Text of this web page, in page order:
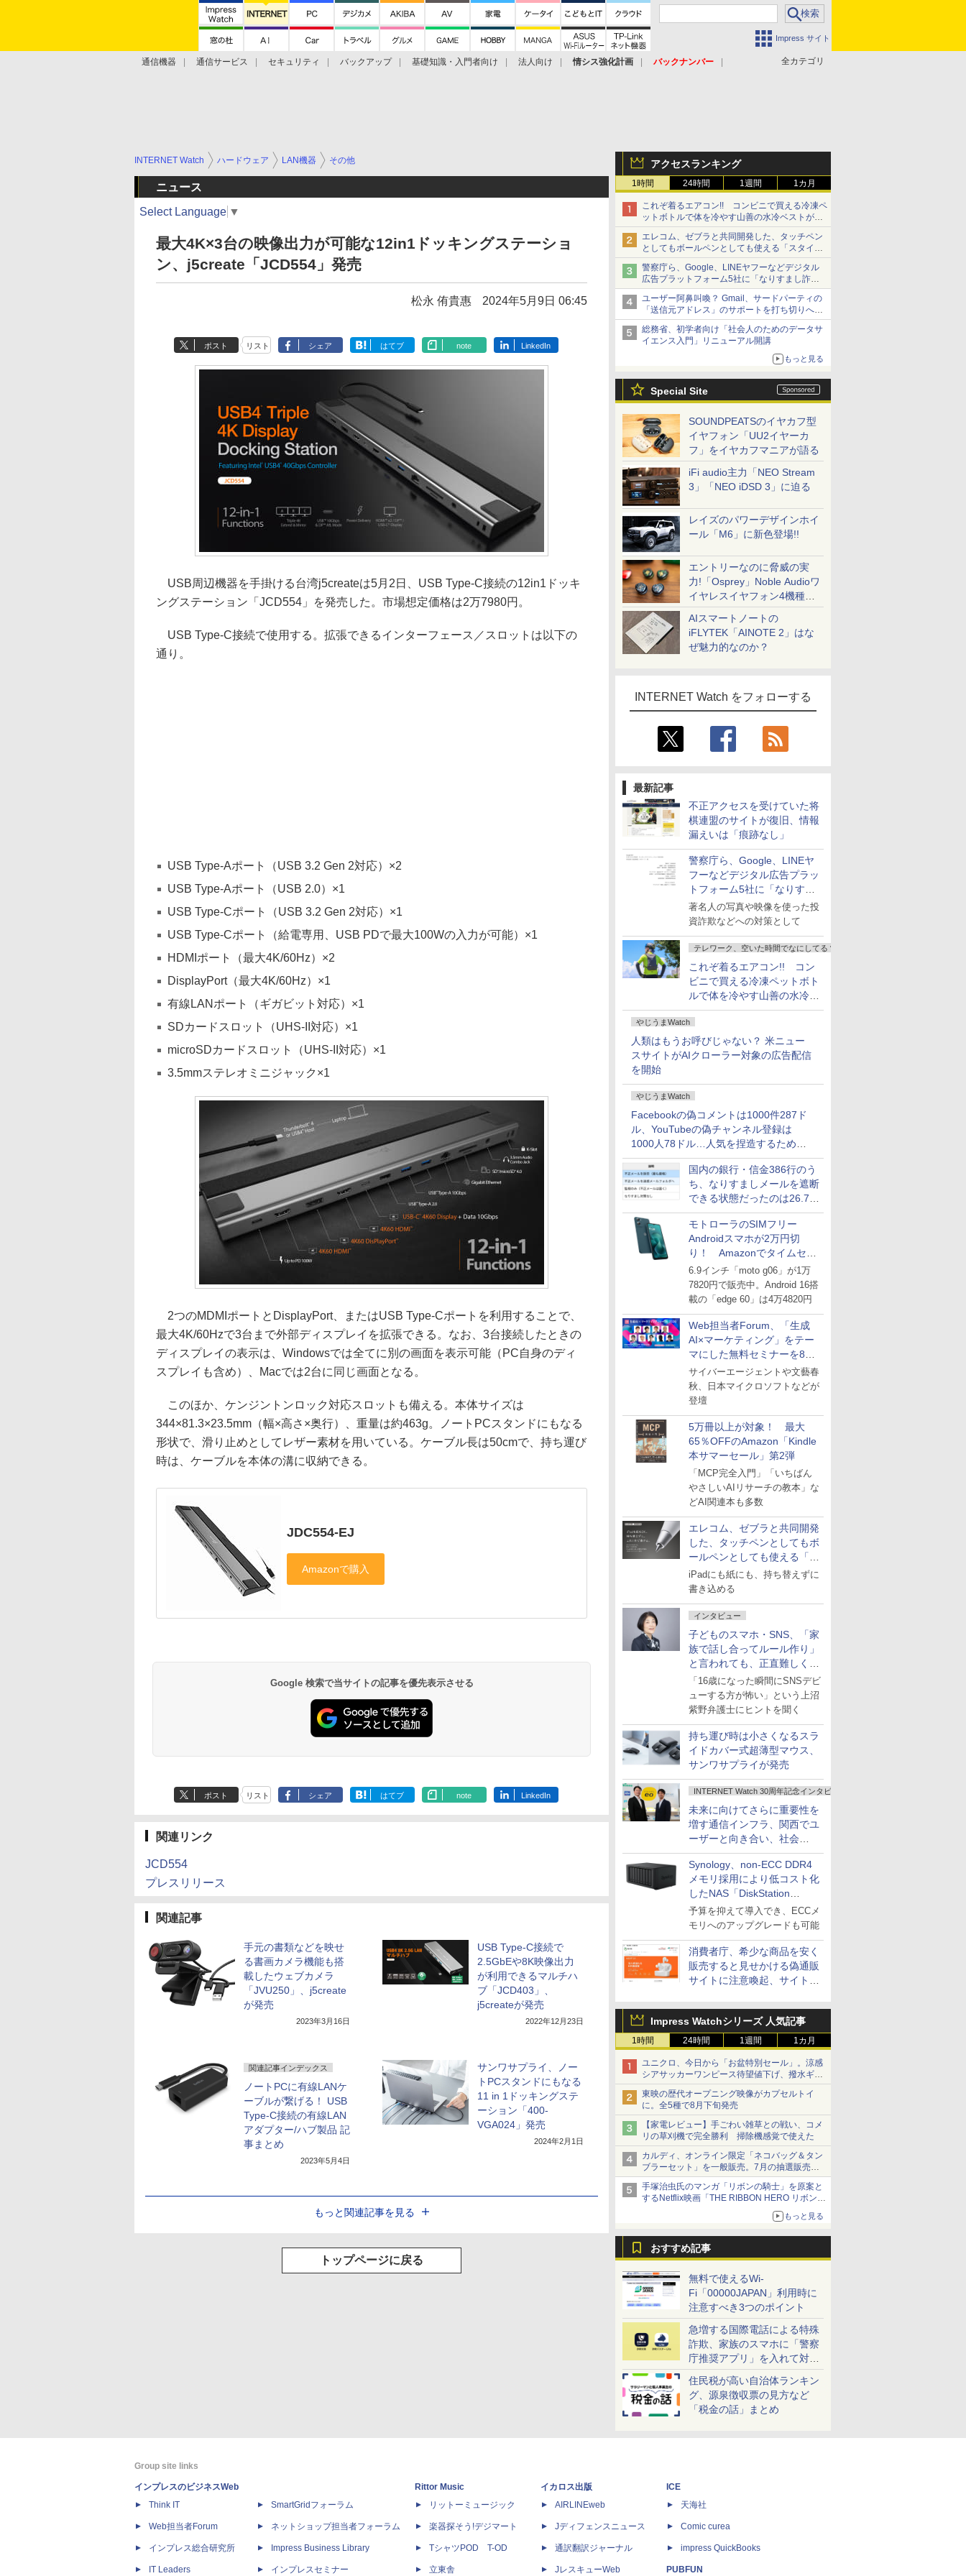
Impress サイト
全カテゴリ
通信機器 通信サービス セキュリティ バックアップ 基礎知識・入門者向け 法人向け 情シス強化計画
バックナンバー
アクセスランキング
1時間 24時間 1週間 1カ月
これぞ着るエアコン!! コンビニで買える冷凍ペ
ットボトルで体を冷やす山善の水冷ベストがロ
ードバイクにちょうどいい【ぼっち・ざ・ろー
ど！その14】【空いた時間でなにしてる？】
エレコム、ゼブラと共同開発した、タッチペン
としてもボールペンとしても使える「スタイラ
スツーウェイ」発売 iPadにも紙にも、持ち替
えずに書き込める
警察庁ら、Google、LINEヤフーなどデジタル
広告プラットフォーム5社に「なりすまし詐欺
広告」対策強化を要請 著名人の写真や映像を
使った投資詐欺などへの対策として
ユーザー阿鼻叫喚？ Gmail、サードパーティの
「送信元アドレス」のサポートを打ち切りへ
【やじうまWatch】
総務省、初学者向け「社会人のためのデータサ
イエンス入門」リニューアル開講
もっと見る
Special Site
SOUNDPEATSのイヤカフ型
イヤフォン「UU2イヤーカ
フ」をイヤカフマニアが語る
iFi audio主力「NEO Stream
3」「NEO iDSD 3」に迫る
レイズのパワーデザインホイ
ール「M6」に新色登場!!
エントリーなのに脅威の実
力!「Osprey」Noble Audioワ
イヤレスイヤフォン4機種を
一気に聴く
AIスマートノートの
iFLYTEK「AINOTE 2」はな
ぜ魅力的なのか？
INTERNET Watch をフォローする
最新記事
不正アクセスを受けていた将
棋連盟のサイトが復旧、情報
漏えいは「痕跡なし」
警察庁ら、Google、LINEヤ
フーなどデジタル広告プラッ
トフォーム5社に「なりすま
し詐欺広告」対策強化を要請
著名人の写真や映像を使った投
資詐欺などへの対策として
テレワーク、空いた時間でなにしてる？
これぞ着るエアコン!! コン
ビニで買える冷凍ペットボト
ルで体を冷やす山善の水冷ベ
ストがロードバイクにちょう
どいい【ぼっち・ざ・ろー
ど！その14】
やじうまWatch
人類はもうお呼びじゃない？ 米ニュー
スサイトがAIクローラー対象の広告配信
を開始
やじうまWatch
Facebookの偽コメントは1000件287ド
ル、YouTubeの偽チャンネル登録は
1000人78ドル…人気を捏造するための
価格リストが公開中
国内の銀行・信金386行のう
ち、なりすましメールを遮断
できる状態だったのは26.7％
にとどまる～GMOブランド
セキュリティ調査
モトローラのSIMフリー
Androidスマホが2万円切
り！ Amazonでタイムセー
ル
6.9インチ「moto g06」が1万
7820円で販売中。Android 16搭
載の「edge 60」は4万4820円
Web担当者Forum、「生成
AI×マーケティング」をテー
マにした無料セミナーを8月
27日にオンライン開催
サイバーエージェントや文藝春
秋、日本マイクロソフトなどが
登壇
5万冊以上が対象！ 最大
65％OFFのAmazon「Kindle
本サマーセール」第2弾
「MCP完全入門」「いちばん
やさしいAIリサーチの教本」な
どAI関連本も多数
エレコム、ゼブラと共同開発
した、タッチペンとしてもボ
ールペンとしても使える「ス
タイラスツーウェイ」発売
iPadにも紙にも、持ち替えずに
書き込める
インタビュー
子どものスマホ・SNS、「家
族で話し合ってルール作り」
と言われても、正直難しくな
いですか？
「16歳になった瞬間にSNSデビ
ューする方が怖い」という上沼
紫野弁護士にヒントを聞く
持ち運び時は小さくなるスラ
イドカバー式超薄型マウス、
サンワサプライが発売
INTERNET Watch 30周年記念インタビュー
未来に向けてさらに重要性を
増す通信インフラ、関西でユ
ーザーと向き合い、社会
の“あたらしい”を起動し続け
る～オプテージ
Synology、non-ECC DDR4
メモリ採用により低コスト化
したNAS「DiskStation
neo+」シリーズ
予算を抑えて導入でき、ECCメ
モリへのアップグレードも可能
消費者庁、希少な商品を安く
販売すると見せかける偽通販
サイトに注意喚起、サイト名
Impress Watchシリーズ 人気記事
1時間 24時間 1週間 1カ月
ユニクロ、今日から「お盆特別セール」。涼感
シアサッカーワンピース待望値下げ、撥水ギア
ショーツは1990円に
東映の歴代オープニング映像がカプセルトイ
に。全5種で8月下旬発売
【家電レビュー】手ごわい雑草との戦い、コメ
リの草刈機で完全勝利 掃除機感覚で使えた
カルディ、オンライン限定「ネコバッグ＆タン
ブラーセット」を一般販売。7月の抽選販売の
当選無効分
手塚治虫氏のマンガ「リボンの騎士」を原案と
するNetflix映画「THE RIBBON HERO リボンヒ
もっと見る
おすすめ記事
無料で使えるWi-
Fi「00000JAPAN」利用時に
注意すべき3つのポイント
急増する国際電話による特殊
詐欺、家族のスマホに「警察
庁推奨アプリ」を入れて対策
しよう！
住民税が高い自治体ランキン
グ、源泉徴収票の見方など
「税金の話」まとめ
INTERNET Watch ハードウェア LAN機器 その他
ニュース
Select Language ▼
最大4K×3台の映像出力が可能な12in1ドッキングステーショ
ン、j5create「JCD554」発売
松永 侑貴惠 2024年5月9日 06:45
ポスト リスト シェア はてブ note LinkedIn
USB周辺機器を手掛ける台湾j5createは5月2日、USB Type-C接続の12in1ドッキ
ングステーション「JCD554」を発売した。市場想定価格は2万7980円。
USB Type-C接続で使用する。拡張できるインターフェース／スロットは以下の
通り。
USB Type-Aポート（USB 3.2 Gen 2対応）×2
USB Type-Aポート（USB 2.0）×1
USB Type-Cポート（USB 3.2 Gen 2対応）×1
USB Type-Cポート（給電専用、USB PDで最大100Wの入力が可能）×1
HDMIポート（最大4K/60Hz）×2
DisplayPort（最大4K/60Hz）×1
有線LANポート（ギガビット対応）×1
SDカードスロット（UHS-II対応）×1
microSDカードスロット（UHS-II対応）×1
3.5mmステレオミニジャック×1
2つのMDMIポートとDisplayPort、またはUSB Type-Cポートを利用することで、
最大4K/60Hzで3台まで外部ディスプレイを拡張できる。なお、3台接続したときの
ディスプレイの表示は、Windowsでは全てに別の画面を表示可能（PC自身のディ
スプレイも含め）、Macでは2台に同じ画面となる。
このほか、ケンジントンロック対応スロットも備える。本体サイズは
344×81.3×23.5mm（幅×高さ×奥行）、重量は約463g。ノートPCスタンドにもなる
形状で、滑り止めとしてレザー素材を用いている。ケーブル長は50cmで、持ち運び
時は、ケーブルを本体の溝に収納できる。
JDC554-EJ
Google 検索で当サイトの記事を優先表示させる
ポスト リスト シェア はてブ note LinkedIn
関連リンク
JCD554
プレスリリース
関連記事
手元の書類などを映せ
る書画カメラ機能も搭
載したウェブカメラ
「JVU250」、j5create
が発売
2023年3月16日
USB Type-C接続で
2.5GbEや8K映像出力
が利用できるマルチハ
ブ「JCD403」、
j5createが発売
2022年12月23日
関連記事インデックス
ノートPCに有線LANケ
ーブルが繋げる！ USB
Type-C接続の有線LAN
アダプター/ハブ製品 記
事まとめ
2023年5月4日
サンワサプライ、ノー
トPCスタンドにもなる
11 in 1ドッキングステ
ーション「400-
VGA024」発売
2024年2月1日
もっと関連記事を見る
トップページに戻る
Group site links
インプレスのビジネスWeb
Think IT
Web担当者Forum
インプレス総合研究所
IT Leaders
SmartGridフォーラム
ネットショップ担当者フォーラム
Impress Business Library
インプレスセミナー
Rittor Music
リットーミュージック
楽器探そう!デジマート
TシャツPOD T-OD
立東舎
イカロス出版
AIRLINEweb
Jディフェンスニュース
通訳翻訳ジャーナル
JレスキューWeb
ICE
天海社
Comic curea
impress QuickBooks
PUBFUN